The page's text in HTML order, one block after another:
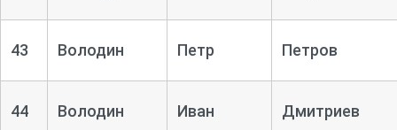
43 Володин Петр Петров
44 Володин Иван Дмитриев